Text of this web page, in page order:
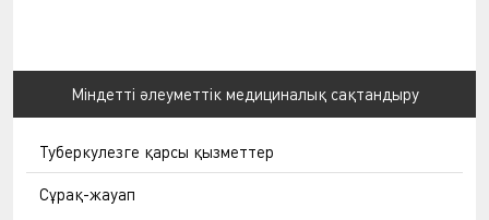
Міндетті әлеуметтік медициналық сақтандыру
Туберкулезге қарсы қызметтер
Сұрақ-жауап